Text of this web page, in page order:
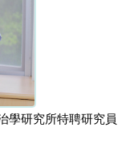
學研究所特聘研究員